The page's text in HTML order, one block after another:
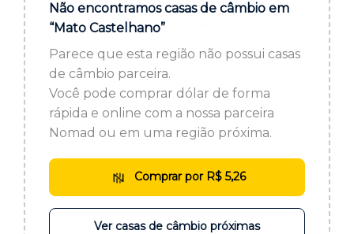
CADASTRE-SE
Não encontramos casas de câmbio em
“Mato Castelhano”
Parece que esta região não possui casas
de câmbio parceira.
Você pode comprar dólar de forma
rápida e online com a nossa parceira
Nomad ou em uma região próxima.
Comprar por R$ 5,26
Ver casas de câmbio próximas